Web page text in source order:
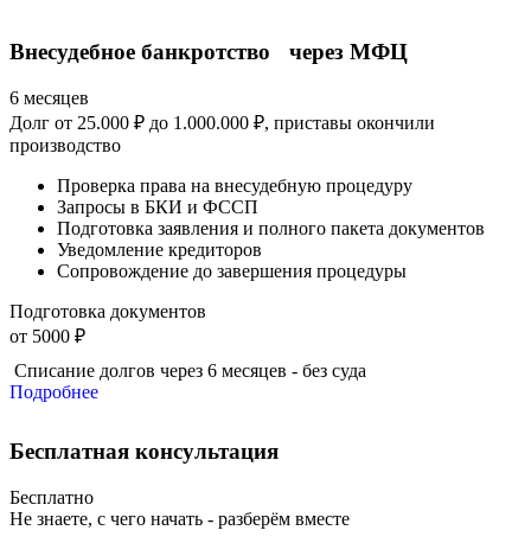
6 месяцев
Внесудебное банкротство через МФЦ
Долг от 25.000 ₽ до 1.000.000 ₽, приставы окончили
производство
Проверка права на внесудебную процедуру
Запросы в БКИ и ФССП
Подготовка заявления и полного пакета документов
Уведомление кредиторов
Сопровождение до завершения процедуры
Подготовка документов
от 5000 ₽
Списание долгов через 6 месяцев - без суда
Подробнее
Бесплатно
Бесплатная консультация
Не знаете, с чего начать - разберём вместе